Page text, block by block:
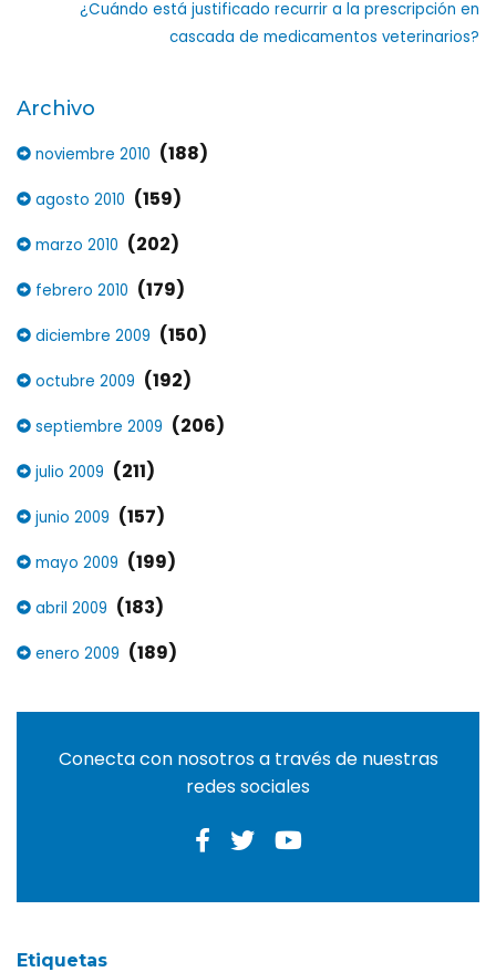
¿Cuándo está justificado recurrir a la prescripción en
cascada de medicamentos veterinarios?
Archivo
noviembre 2010 (188)
agosto 2010 (159)
marzo 2010 (202)
febrero 2010 (179)
diciembre 2009 (150)
octubre 2009 (192)
septiembre 2009 (206)
julio 2009 (211)
junio 2009 (157)
mayo 2009 (199)
abril 2009 (183)
enero 2009 (189)
Conecta con nosotros a través de nuestras
redes sociales
Etiquetas